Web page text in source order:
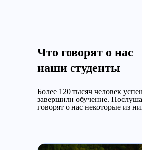
Что говорят о нас
наши студенты
Более 120 тысяч человек
завершили обучение.
говорят о нас некоторые из